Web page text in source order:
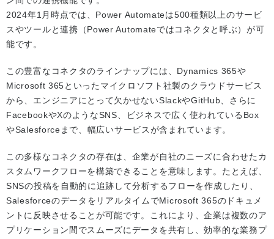
2024年1月時点では、Power Automateは500種類以上のサービ
スやツールと連携（Power Automateではコネクタと呼ぶ）が可
能です。
この豊富なコネクタのラインナップには、Dynamics 365や
Microsoft 365といったマイクロソフト社製のクラウドサービス
から、エンジニアにとって欠かせないSlackやGitHub、さらに
FacebookやXのようなSNS、ビジネスで広く使われているBox
やSalesforceまで、幅広いサービスが含まれています。
この多様なコネクタの存在は、企業が自社のニーズに合わせたカ
スタムワークフローを構築できることを意味します。たとえば、
SNSの投稿を自動的に追跡して分析するフローを作成したり、
SalesforceのデータをリアルタイムでMicrosoft 365のドキュメ
ントに反映させることが可能です。これにより、企業は複数のア
プリケーション間でスムーズにデータを共有し、効率的な業務プ